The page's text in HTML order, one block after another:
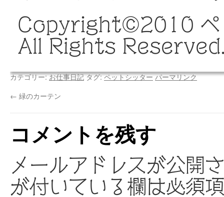
Copyright©️2010 ペ
All Rights
カテゴリー:お仕事日記タグ:ペットシッターパーマリンク
← 緑のカーテン
コメントを残す
メールアドレスが公開
が付いている欄は必須